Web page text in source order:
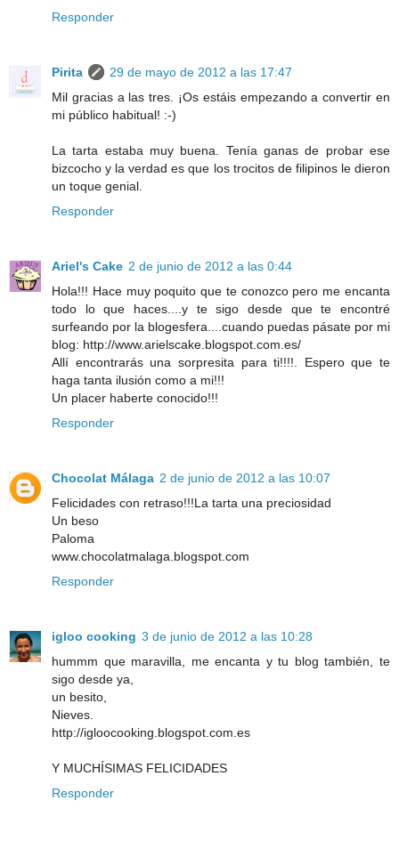
Responder
Pirita
29 de mayo de 2012 a las 17:47
Mil gracias a las tres. ¡Os estáis empezando a convertir en
mi público habitual! :-)
La tarta estaba muy buena. Tenía ganas de probar ese
bizcocho y la verdad es que los trocitos de filipinos le dieron
un toque genial.
Responder
Ariel's Cake 2 de junio de 2012 a las 0:44
Hola!!! Hace muy poquito que te conozco pero me encanta
todo lo que haces....y te sigo desde que te encontré
surfeando por la blogesfera....cuando puedas pásate por mi
blog: http://www.arielscake.blogspot.com.es/
Allí encontrarás una sorpresita para ti!!!!. Espero que te
haga tanta ilusión como a mi!!!
Un placer haberte conocido!!!
Responder
Chocolat Málaga 2 de junio de 2012 a las 10:07
Felicidades con retraso!!!La tarta una preciosidad
Un beso
Paloma
www.chocolatmalaga.blogspot.com
Responder
igloo cooking 3 de junio de 2012 a las 10:28
hummm que maravilla, me encanta y tu blog también, te
sigo desde ya,
un besito,
Nieves.
http://igloocooking.blogspot.com.es
Y MUCHÍSIMAS FELICIDADES
Responder